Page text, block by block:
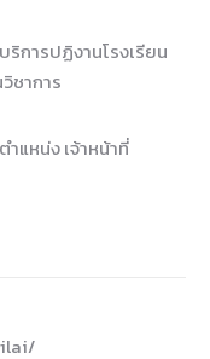
ริการปฏิงานโรงเรียน
ชาการ
แหน่ง เจ้าหน้าที่